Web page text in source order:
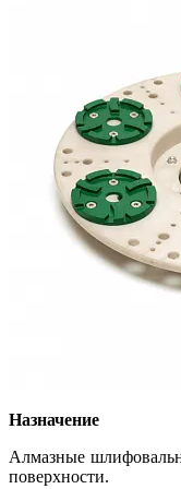
Назначение
Алмазные
поверхности.